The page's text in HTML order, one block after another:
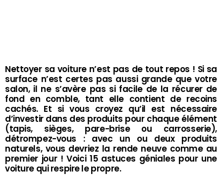
Nettoyer sa voiture n’est pas de tout repos ! Si sa
surface n’est certes pas aussi grande que votre
salon, il ne s’avère pas si facile de la récurer de
fond en comble, tant elle contient de recoins
cachés. Et si vous croyez qu’il est nécessaire
d’investir dans des produits pour chaque élément
(tapis, sièges, pare-brise ou carrosserie),
détrompez-vous : avec un ou deux produits
naturels, vous devriez la rende neuve comme au
premier jour ! Voici 15 astuces géniales pour une
voiture qui respire le propre.